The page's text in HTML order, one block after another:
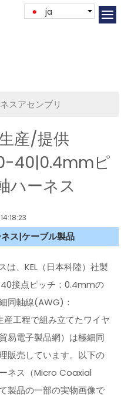
ja
スアセンブリ
産/提供
40|0.4mmピ
ハーネス
ス|ケーブル製品
は、KEL（日本科陸）社製
40接点ピッチ：0.4mmの
同軸線(AWG)：
程で組み立てたワイヤ
易電子製品網）は極細同
販売しています。以下の
ネス（Micro Coaxial
製品の一部の実物画像で